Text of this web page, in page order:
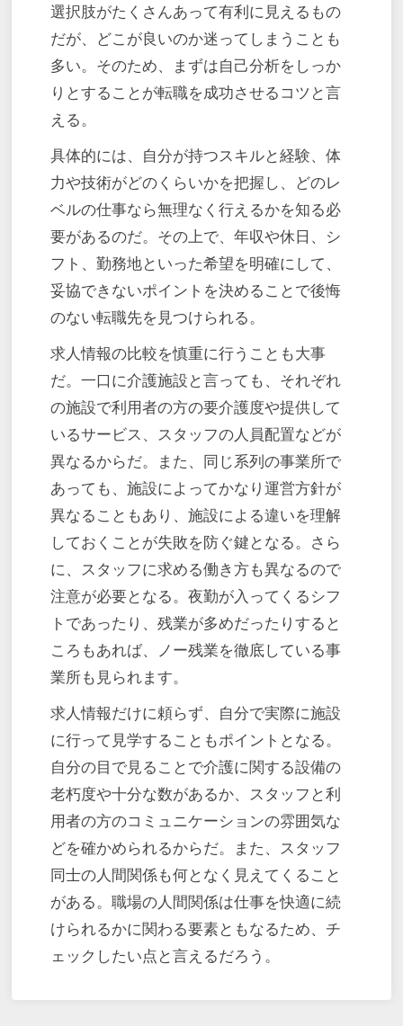
選択肢がたくさんあって有利に見えるもの
だが、どこが良いのか迷ってしまうことも
多い。そのため、まずは自己分析をしっか
りとすることが転職を成功させるコツと言
える。
具体的には、自分が持つスキルと経験、体
力や技術がどのくらいかを把握し、どのレ
ベルの仕事なら無理なく行えるかを知る必
要があるのだ。その上で、年収や休日、シ
フト、勤務地といった希望を明確にして、
妥協できないポイントを決めることで後悔
のない転職先を見つけられる。
求人情報の比較を慎重に行うことも大事
だ。一口に介護施設と言っても、それぞれ
の施設で利用者の方の要介護度や提供して
いるサービス、スタッフの人員配置などが
異なるからだ。また、同じ系列の事業所で
あっても、施設によってかなり運営方針が
異なることもあり、施設による違いを理解
しておくことが失敗を防ぐ鍵となる。さら
に、スタッフに求める働き方も異なるので
注意が必要となる。夜勤が入ってくるシフ
トであったり、残業が多めだったりすると
ころもあれば、ノー残業を徹底している事
業所も見られます。
求人情報だけに頼らず、自分で実際に施設
に行って見学することもポイントとなる。
自分の目で見ることで介護に関する設備の
老朽度や十分な数があるか、スタッフと利
用者の方のコミュニケーションの雰囲気な
どを確かめられるからだ。また、スタッフ
同士の人間関係も何となく見えてくること
がある。職場の人間関係は仕事を快適に続
けられるかに関わる要素ともなるため、チ
ェックしたい点と言えるだろう。